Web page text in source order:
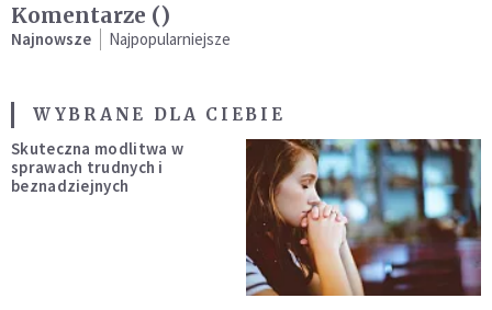
Komentarze ()
Najnowsze Najpopularniejsze
WYBRANE DLA CIEBIE
Skuteczna modlitwa w
sprawach trudnych i
beznadziejnych